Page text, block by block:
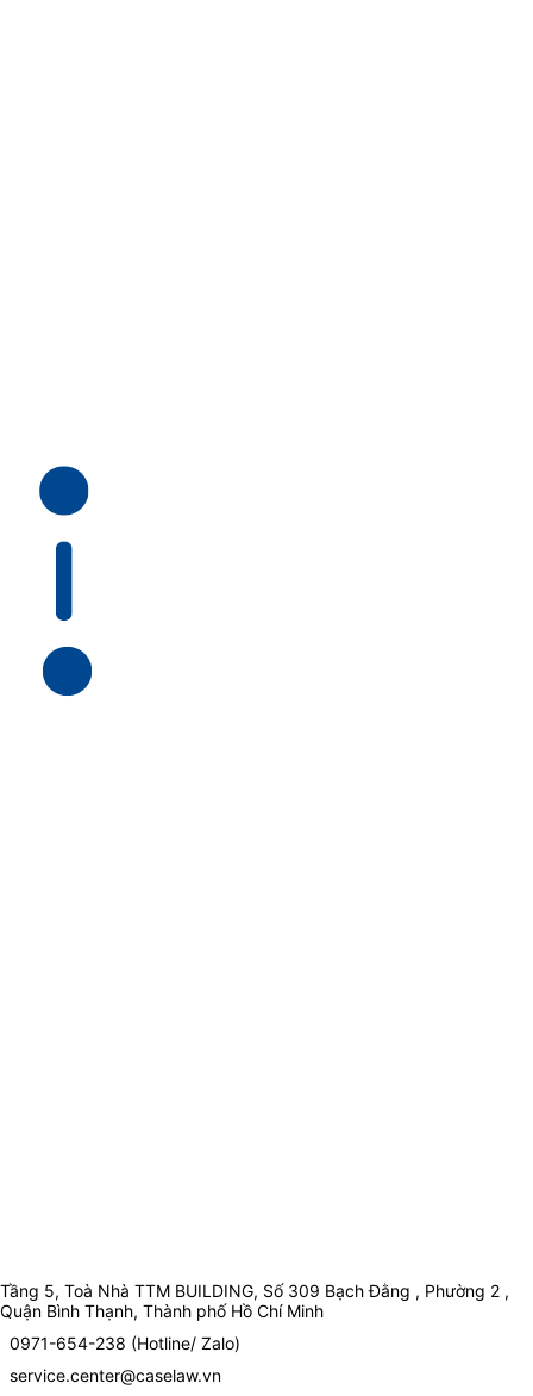
Tầng 5, Toà Nhà TTM BUILDING, Số 309 Bạch Đằng , Phường 2 ,
Quận Bình Thạnh, Thành phố Hồ Chí Minh
0971-654-238 (Hotline/ Zalo)
service.center@caselaw.vn